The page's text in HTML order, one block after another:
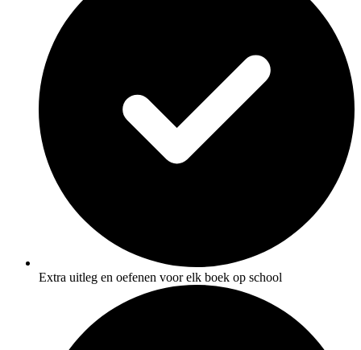
Extra uitleg en oefenen voor elk boek op school